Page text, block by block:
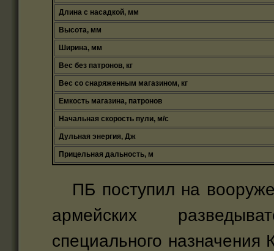
Длина с насадкой, мм
Высота, мм
Ширина, мм
Вес без патронов, кг
Вес со снаряженным магазином, кг
Емкость магазина, патронов
Начальная скорость пули, м/с
Дульная энергия, Дж
Прицельная дальность, м
ПБ поступил на
армейских
специального